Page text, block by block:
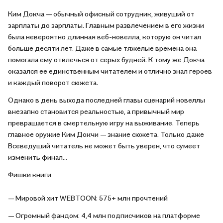
Ким Докча — обычный офисный сотрудник, живущий от
зарплаты до зарплаты. Главным развлечением в его жизни
была невероятно длинная веб-новелла, которую он читал
больше десяти лет. Даже в самые тяжелые времена она
помогала ему отвлечься от серых будней. К тому же Докча
оказался ее единственным читателем и отлично знал героев
и каждый поворот сюжета.
Однако в день выхода последней главы сценарий новеллы
внезапно становится реальностью, а привычный мир
превращается в смертельную игру на выживание. Теперь
главное оружие Ким Докчи — знание сюжета. Только даже
Всеведущий читатель не может быть уверен, что сумеет
изменить финал…
Фишки книги
— Мировой хит WEBTOON: 575+ млн прочтений
— Огромный фандом: 4,4 млн подписчиков на платформе